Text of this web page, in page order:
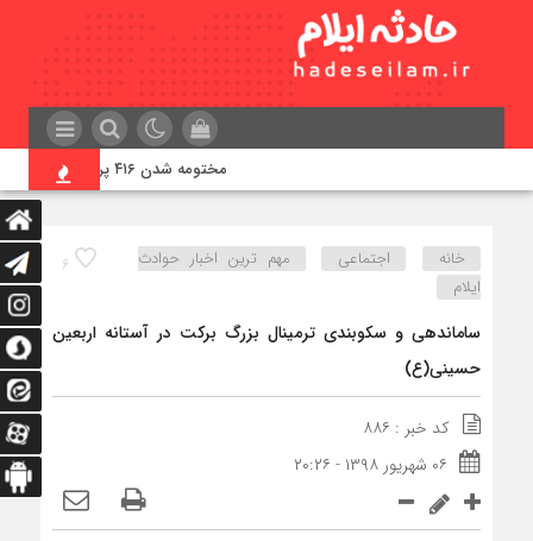
مختومه شدن ۴۱۶ پرونده در هیئت‌های صلح ایلام
۶ خانه اجتماعی
مهم ترین اخبار حوادث
ایلام
ساماندهی و سکوبندی ترمینال بزرگ برکت در آستانه اربعین
حسینی(ع)
کد خبر : ۸۸۶
۰۶ شهریور ۱۳۹۸ - ۲۰:۲۶